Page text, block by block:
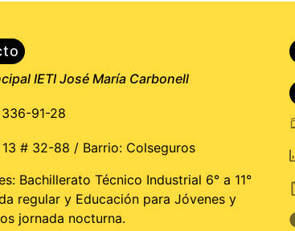
IETI José María Carbonell
91-28
13 # 32-88 / Barrio: Colseguros
Bachillerato Técnico Industrial 6° a 11°
regular y Educación para Jóvenes y
jornada nocturna.